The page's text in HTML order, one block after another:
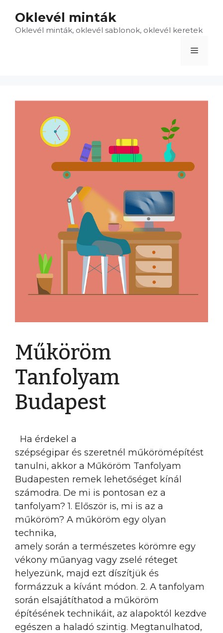
tartalomba
Oklevél minták
Oklevél minták, oklevél sablonok, oklevél keretek
Menü
Műköröm
Tanfolyam
Budapest
Ha érdekel a
szépségipar és szeretnél műkörömépítést
tanulni, akkor a Műköröm Tanfolyam
Budapesten remek lehetőséget kínál
számodra. De mi is pontosan ez a
tanfolyam? 1. Először is, mi is az a
műköröm? A műköröm egy olyan
technika,
amely során a természetes körömre egy
vékony műanyag vagy zselé réteget
helyezünk, majd ezt díszítjük és
formázzuk a kívánt módon. 2. A tanfolyam
során elsajátíthatod a műköröm
építésének technikáit, az alapoktól kezdve
egészen a haladó szintig. Megtanulhatod,